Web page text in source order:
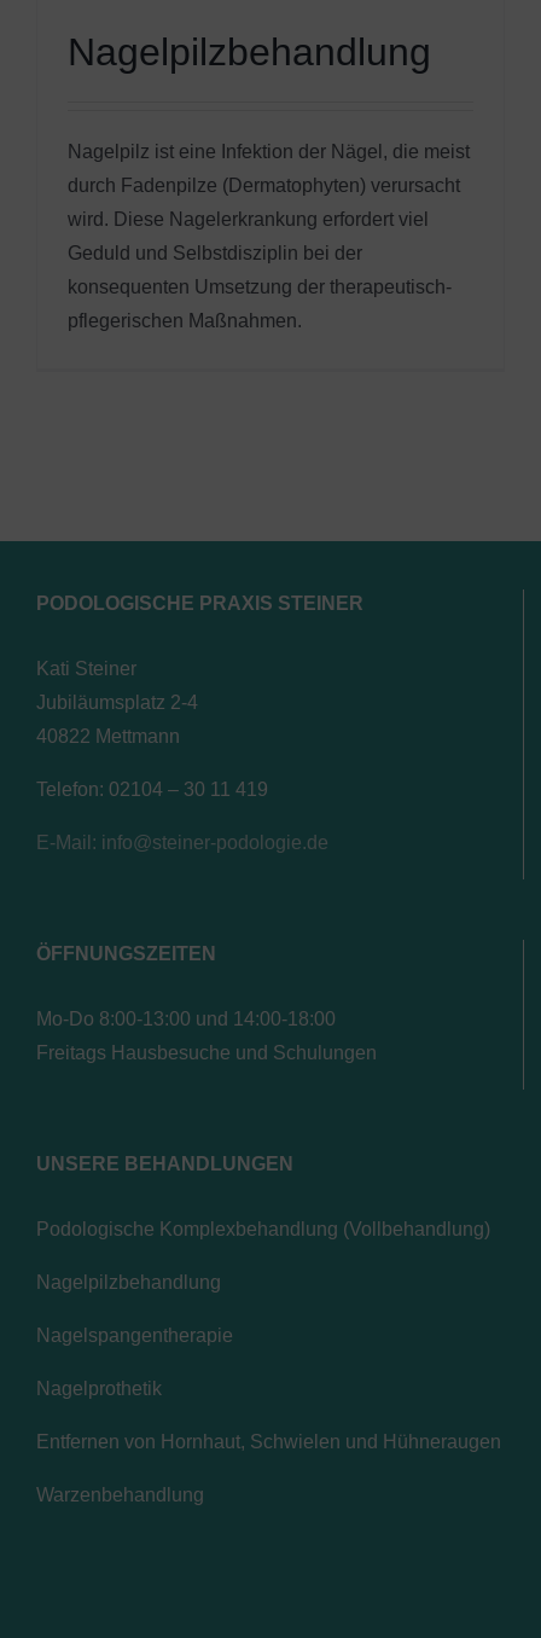
Nagelpilzbehandlung
Nagelpilz ist eine Infektion der Nägel, die meist
durch Fadenpilze (Dermatophyten) verursacht
wird. Diese Nagelerkrankung erfordert viel
Geduld und Selbstdisziplin bei der
konsequenten Umsetzung der therapeutisch-
pflegerischen Maßnahmen.
PODOLOGISCHE PRAXIS STEINER
Kati Steiner
Jubiläumsplatz 2-4
40822 Mettmann
Telefon: 02104 – 30 11 419
E-Mail: info@steiner-podologie.de
ÖFFNUNGSZEITEN
Mo-Do 8:00-13:00 und 14:00-18:00
Freitags Hausbesuche und Schulungen
UNSERE BEHANDLUNGEN
Podologische Komplexbehandlung (Vollbehandlung)
Nagelpilzbehandlung
Nagelspangentherapie
Nagelprothetik
Entfernen von Hornhaut, Schwielen und Hühneraugen
Warzenbehandlung